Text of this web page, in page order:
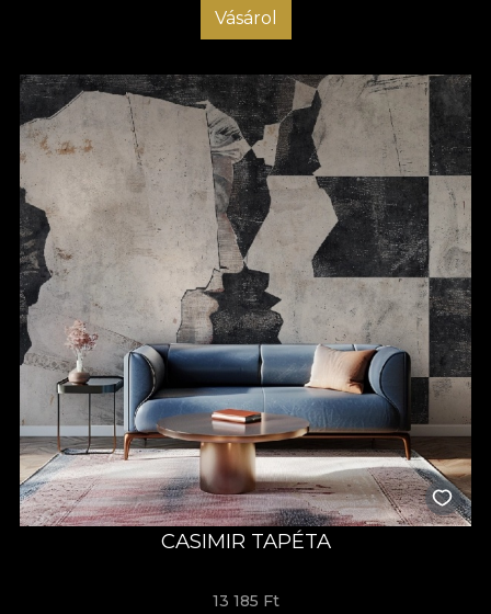
Vásárol
CASIMIR TAPÉTA
13 185 Ft